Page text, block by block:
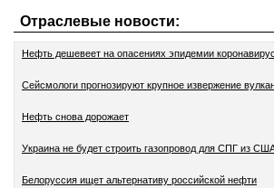
Отраслевые новости:
Нефть дешевеет на опасениях эпидемии
Сейсмологи прогнозируют крупное извержение
Нефть снова дорожает
Украина не будет строить газопровод для СПГ из
Белоруссия ищет альтернативу российской нефти